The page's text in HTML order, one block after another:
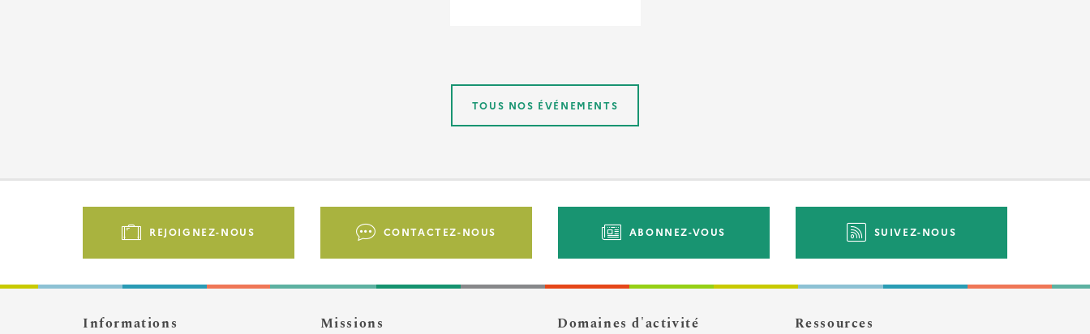
TOUS NOS ÉVÉNEMENTS
Pied
Liens
d'actions
REJOIGNEZ-NOUS CONTACTEZ-NOUS ABONNEZ-VOUS SUIVEZ-NOUS
Informations Missions Domaines d'activité Ressources